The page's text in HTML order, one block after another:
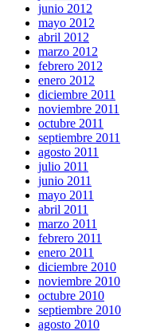
junio 2012
mayo 2012
abril 2012
marzo 2012
febrero 2012
enero 2012
diciembre 2011
noviembre 2011
octubre 2011
septiembre 2011
agosto 2011
julio 2011
junio 2011
mayo 2011
abril 2011
marzo 2011
febrero 2011
enero 2011
diciembre 2010
noviembre 2010
octubre 2010
septiembre 2010
agosto 2010